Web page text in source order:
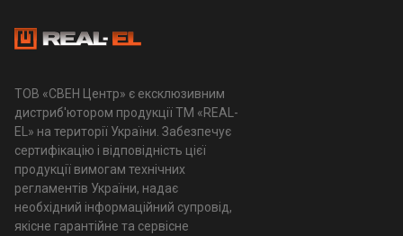
ТОВ «СВЕН Центр» є ексклюзивним
дистриб'ютором продукції ТМ «REAL-
EL» на території України. Забезпечує
сертифікацію і відповідність цієї
продукції вимогам технічних
регламентів України, надає
необхідний інформаційний супровід,
якісне гарантійне та сервісне